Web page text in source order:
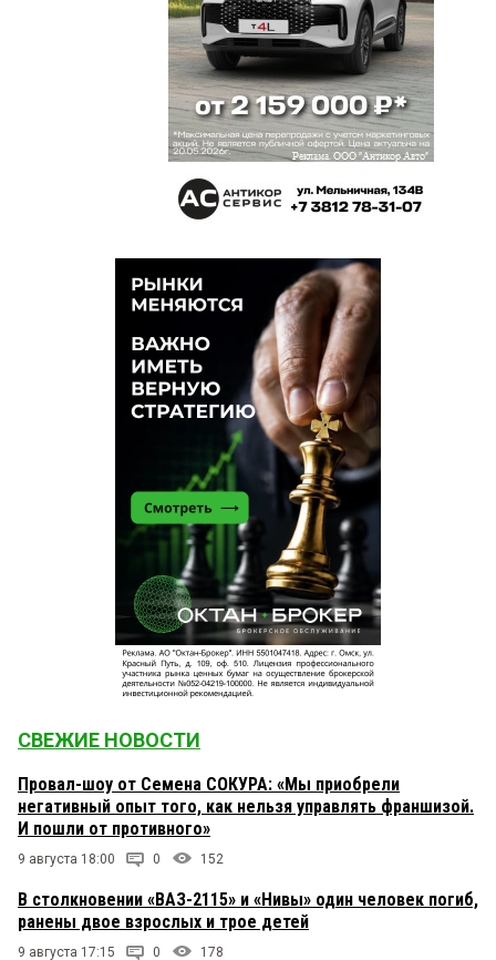
СВЕЖИЕ НОВОСТИ
Провал-шоу от Семена СОКУРА: «Мы приобрели
негативный опыт того, как нельзя управлять франшизой.
И пошли от противного»
9 августа 18:00 0 152
В столкновении «ВАЗ-2115» и «Нивы» один человек погиб,
ранены двое взрослых и трое детей
9 августа 17:15 0 178